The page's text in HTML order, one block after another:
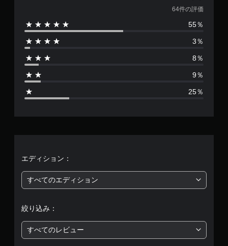
価
数
は
4
価
5
段
64件の評価
55％
3％
8％
9％
25％
エディション：
すべてのエディション
絞り込み：
すべてのレビュー